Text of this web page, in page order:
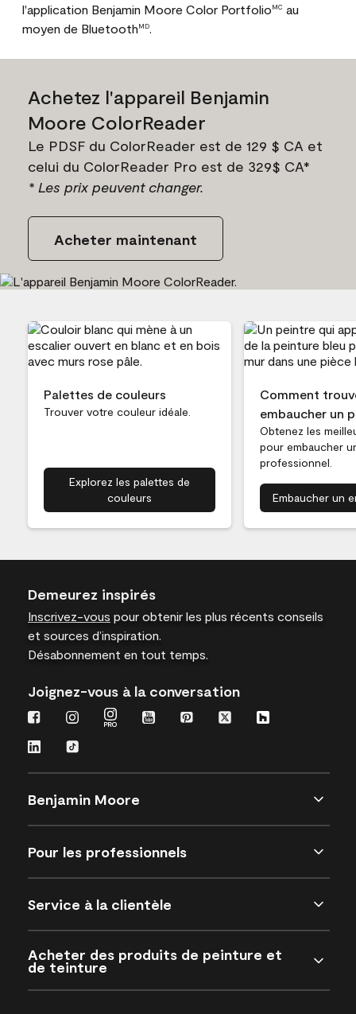
l'application Benjamin Moore Color Portfolio MC au
moyen de BluetoothMD.
Achetez l'appareil Benjamin
Moore ColorReader
Le PDSF du ColorReader est de 129 $ CA et
celui du ColorReader Pro est de 329$ CA*
* Les prix peuvent changer.
Acheter maintenant
Palettes de couleurs
Trouver votre couleur idéale.
Explorez les palettes de
couleurs
Comment
embaucher un
Obtenez les
pour embaucher
professionnel.
Embaucher un
Demeurez inspirés
Inscrivez-vous pour obtenir les plus récents conseils
et sources d’inspiration.
Désabonnement en tout temps.
Joignez-vous à la conversation
Benjamin Moore
Pour les professionnels
Service à la clientèle
Acheter des produits de peinture et
de teinture